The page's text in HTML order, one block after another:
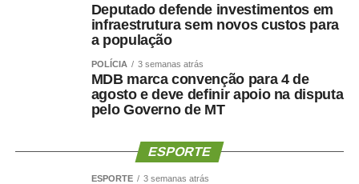
Mesmo com o avanço dos medicamentos para
número na balança. O tratamento precisa preservar
músculo, reduzir gordura visceral, melhorar o
metabolismo e manter a autonomia.
O paciente não deve apenas ficar mais leve. Deve
mais saudável, mais forte e funcionalmente mais
Deputado defende investimentos em
infraestrutura sem novos custos para
a população
POLÍCIA 3 semanas atrás
MDB marca convenção para 4 de
agosto e deve definir apoio na disputa
pelo Governo de MT
ESPORTE
ESPORTE 3 semanas atrás